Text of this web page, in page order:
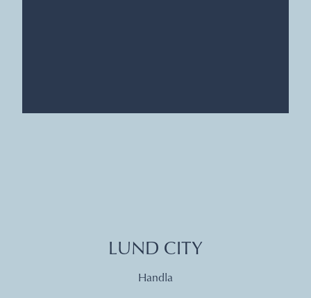
LUND CITY
Handla